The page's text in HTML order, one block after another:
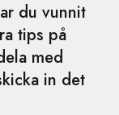
du vunnit
tips på
med
in det